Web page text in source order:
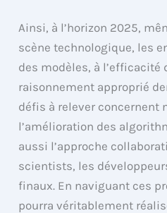
Ainsi, à l’horizon 2025,
scène technologique, les
des modèles, à l’efficacité
raisonnement approprié
défis à relever concernent
l’amélioration des
aussi l’approche
scientists, les
finaux. En naviguant ces
pourra véritablement